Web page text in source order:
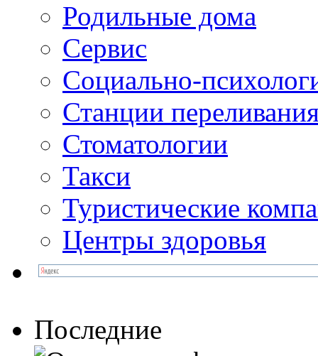
Родильные дома
Сервис
Социально-
Станции
Стоматологии
Такси
Туристические
Центры здоровья
Последние